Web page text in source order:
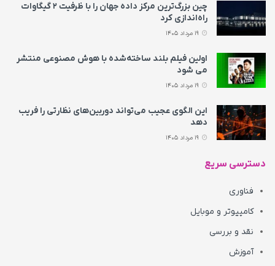
چین بزرگ‌ترین مرکز داده جهان را با ظرفیت ۲ گیگاوات
راه‌اندازی کرد
اولین فیلم بلند ساخته‌شده با هوش مصنوعی منتشر
می‌ شود
این الگوی عجیب می‌تواند دوربین‌های نظارتی را فریب
دهد
دسترسی سریع
فناوری
کامپیوتر و موبایل
نقد و بررسی
آموزش